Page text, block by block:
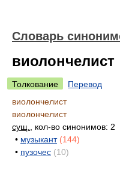
Словарь
виолончелист
Толкование
Перевод
виолончелист
виолончелист
сущ.
, кол-во синонимов: 2
• музыкант (144)
• пузочес (10)